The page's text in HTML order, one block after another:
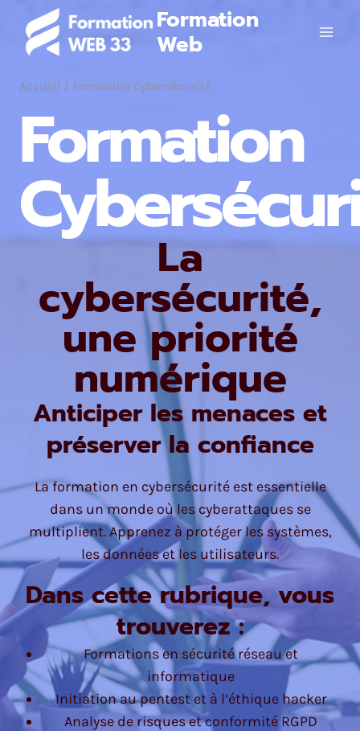
contenu
Formation
Web
Accueil / Formation Cybersécurité
Formation
La
cybersécurité,
une priorité
numérique
Anticiper les menaces et
préserver la confiance
La formation en cybersécurité est essentielle
dans un monde où les cyberattaques se
multiplient. Apprenez à protéger les systèmes,
les données et les utilisateurs.
Dans cette rubrique, vous
trouverez :
Formations en sécurité réseau et
informatique
Initiation au pentest et à l’éthique hacker
Analyse de risques et conformité RGPD